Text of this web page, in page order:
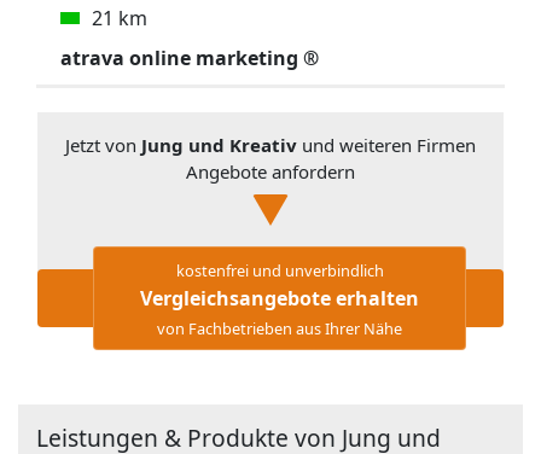
21 km
atrava online marketing ®
Jetzt von Jung und Kreativ und weiteren Firmen
Angebote anfordern
kostenfrei und unverbindlich
Vergleichsangebote erhalten
von Fachbetrieben aus Ihrer Nähe
Leistungen & Produkte von Jung und